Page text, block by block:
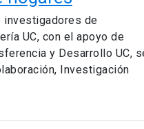
investigadores de
UC, con el apoyo de
y Desarrollo UC,
Investigación